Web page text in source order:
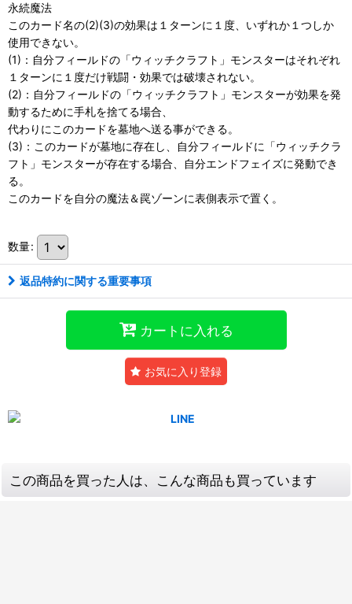
永続魔法
このカード名の(2)(3)の効果は１ターンに１度、いずれか１つしか
使用できない。
(1)：自分フィールドの「ウィッチクラフト」モンスターはそれぞれ
１ターンに１度だけ戦闘・効果では破壊されない。
(2)：自分フィールドの「ウィッチクラフト」モンスターが効果を発
動するために手札を捨てる場合、
代わりにこのカードを墓地へ送る事ができる。
(3)：このカードが墓地に存在し、自分フィールドに「ウィッチクラ
フト」モンスターが存在する場合、自分エンドフェイズに発動でき
る。
このカードを自分の魔法＆罠ゾーンに表側表示で置く。
数量:
返品特約に関する重要事項
カートに入れる
お気に入り登録
この商品を買った人は、こんな商品も買っています